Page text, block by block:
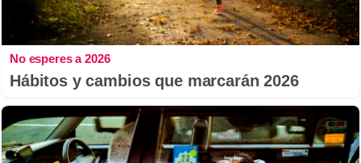
No esperes a 2026
Hábitos y cambios que marcarán 2026